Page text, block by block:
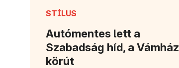
STÍLUS
Autómentes lett a
Szabadság híd, a Vámház
körút